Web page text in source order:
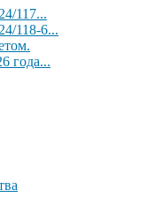
117...
118-6...
года...